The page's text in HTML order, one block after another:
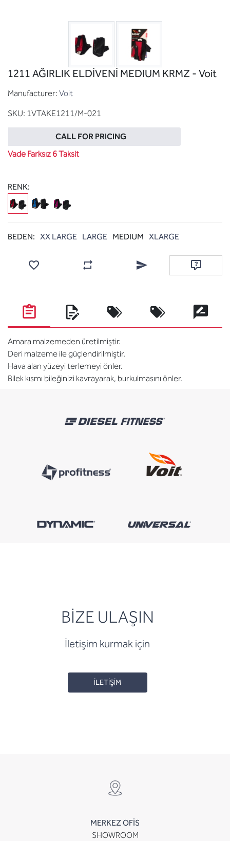
1211 AĞIRLIK ELDİVENİ MEDIUM KRMZ - Voit
Manufacturer: Voit
SKU: 1VTAKE1211/M-021
CALL FOR PRICING
Vade Farksız 6 Taksit
RENK:
BEDEN: XX LARGE LARGE MEDIUM XLARGE
Add to wishlist Add to compare listEmail a friend Ask
Amara malzemeden üretilmiştir.
Deri malzeme ile güçlendirilmiştir.
Hava alan yüzeyi terlemeyi önler.
Bilek kısmı bileğinizi kavrayarak, burkulmasını önler.
BİZE ULAŞIN
İletişim kurmak için
İLETİŞİM
MERKEZ OFİS
SHOWROOM